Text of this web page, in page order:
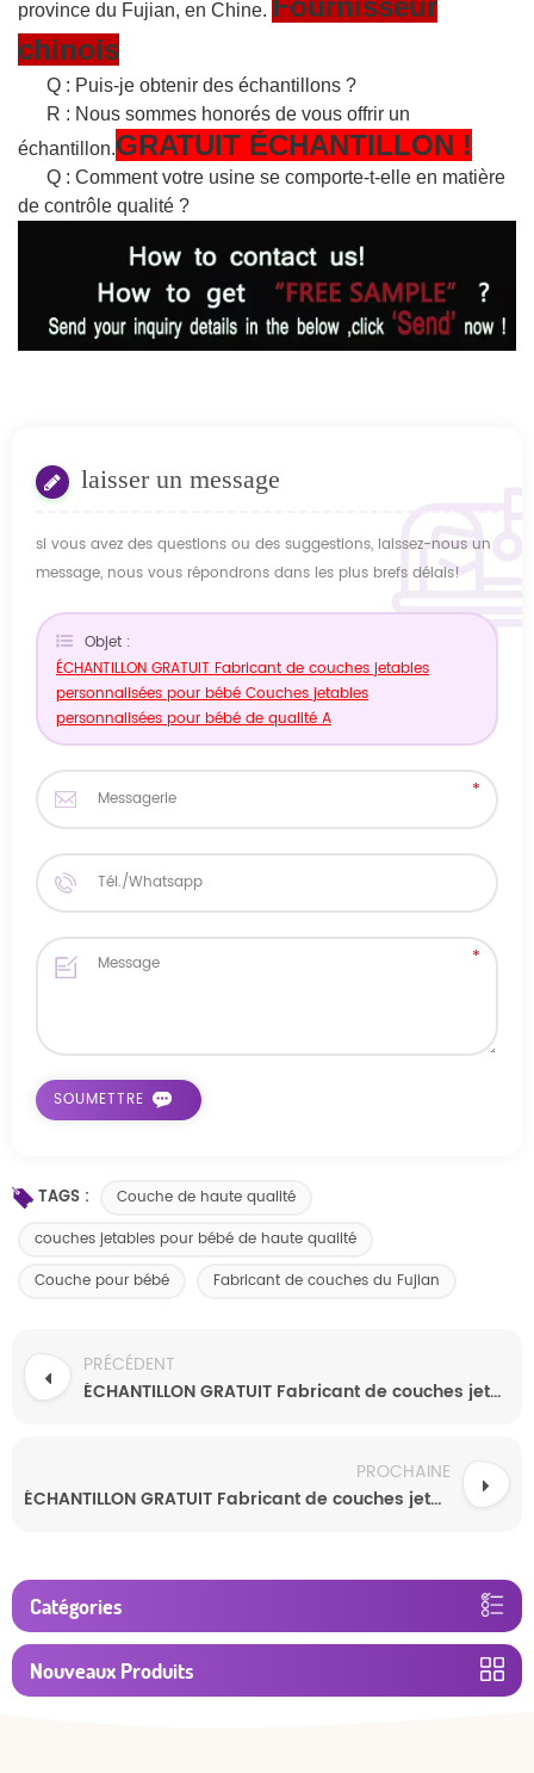
province du Fujian, en Chine. Fournisseur
chinois
Q : Puis-je obtenir des échantillons ?
R : Nous sommes honorés de vous offrir un
échantillon.GRATUIT ÉCHANTILLON !
Q : Comment votre usine se comporte-t-elle en matière
de contrôle qualité ?
laisser un message
si vous avez des questions ou des suggestions, laissez-nous un
message, nous vous répondrons dans les plus brefs délais!
Objet :
ÉCHANTILLON GRATUIT Fabricant de couches jetables
personnalisées pour bébé Couches jetables
personnalisées pour bébé de qualité A
TAGS :
Couche de haute qualité
couches jetables pour bébé de haute qualité
Couche pour bébé
Fabricant de couches du Fujian
PRÉCÉDENT
ÉCHANTILLON GRATUIT Fabricant de couches jetables personnalisées pour bébé Couches jetables personnalisées pour bébé de qualité A
PROCHAINE
ÉCHANTILLON GRATUIT Fabricant de couches jetables personnalisées pour bébé Couches jetables personnalisées pour bébé de qualité A
Catégories
Nouveaux Produits